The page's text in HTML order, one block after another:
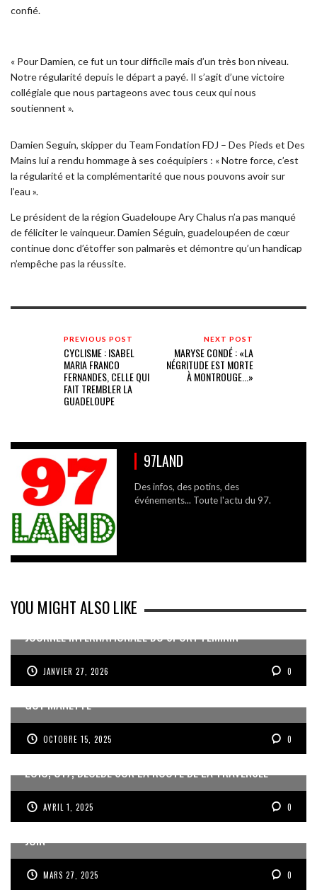
confié.
« Pour Damien, ce fut un tour difficile mais d’un très bon niveau.
Notre régularité depuis le départ a payé. Il s’agit d’une victoire
collégiale que nous partageons avec tous ceux qui nous
soutiennent ».
Damien Seguin, skipper du Team Fondation FDJ – Des Pieds et Des
Mains lui a rendu hommage à ses coéquipiers : « Notre force, c’est
la régularité et la complémentarité que nous pouvons avoir sur
l’eau ».
Le président de la région Guadeloupe Ary Chalus n’a pas manqué
de féliciter le vainqueur. Damien Séguin, guadeloupéen de cœur
continue donc d’étoffer son palmarès et démontre qu’un handicap
n’empêche pas la réussite.
PREVIOUS POST
CYCLISME : ISABEL
MARIA FRANCO
FERNANDES, CELLE QUI
FAIT TREMBLER LA
GUADELOUPE
NEXT POST
MARYSE CONDÉ : «LA
NÉGRITUDE EST MORTE
À MONTROUGE...»
97LAND
Des infos, des potins, des
événements... Toute l'actu du 97.
YOU MIGHT ALSO LIKE
JOURNÉE INTERNATIONALE DU SPORT FÉMININ
JANVIER 27, 2026 0
MISE EN RETRAIT DE JEAN DARTRON ET NOMINATION DE
GUY MANETTE
OCTOBRE 15, 2025 0
LOÏC, U17, DÉCÉDÉ SUR LA ROUTE DE LA TRAVERSÉE
AVRIL 1, 2025 0
ROUSSILLON ET LES GWADABOYS À LA GOLD CUP EN
JUIN
MARS 27, 2025 0